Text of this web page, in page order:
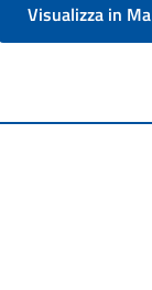
Visualizza in